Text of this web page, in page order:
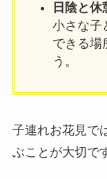
日陰と休
小さな子
できる場
う。
子連れお花見で
ぶことが大切で